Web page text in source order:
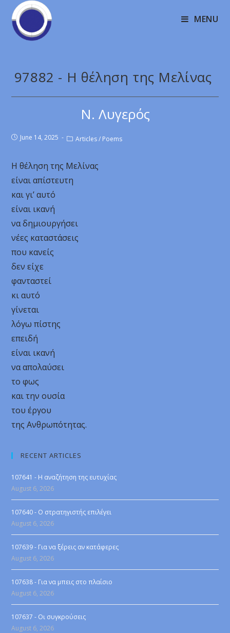
MENU
97882 - Η θέληση της Μελίνας
Ν. Λυγερός
June 14, 2025 Articles / Poems
Η θέληση της Μελίνας
είναι απίστευτη
και γι’ αυτό
είναι ικανή
να δημιουργήσει
νέες καταστάσεις
που κανείς
δεν είχε
φανταστεί
κι αυτό
γίνεται
λόγω πίστης
επειδή
είναι ικανή
να απολαύσει
το φως
και την ουσία
του έργου
της Ανθρωπότητας.
RECENT ARTICLES
107641 - Η αναζήτηση της ευτυχίας
August 6, 2026
107640 - Ο στρατηγιστής επιλέγει
August 6, 2026
107639 - Για να ξέρεις αν κατάφερες
August 6, 2026
107638 - Για να μπεις στο πλαίσιο
August 6, 2026
107637 - Οι συγκρούσεις
August 6, 2026